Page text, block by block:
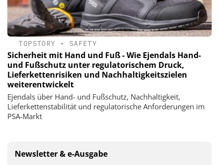
TOPSTORY • SAFETY
Sicherheit mit Hand und Fuß - Wie Ejendals Hand-
und Fußschutz unter regulatorischem Druck,
Lieferkettenrisiken und Nachhaltigkeitszielen
weiterentwickelt
Ejendals über Hand- und Fußschutz, Nachhaltigkeit,
Lieferkettenstabilität und regulatorische Anforderungen im
PSA-Markt
Newsletter & e-Ausgabe